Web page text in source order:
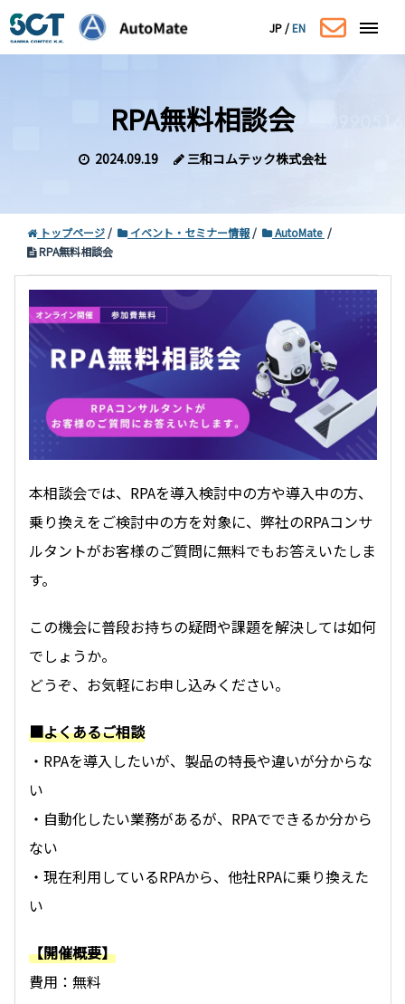
コーポレートサイトはこちら
JP /EN
RPA無料相談会
2024.09.19 三和コムテック株式会社
トップページ イベント・セミナー情報
AutoMate
RPA無料相談会
本相談会では、RPAを導入検討中の方や導入中の方、
乗り換えをご検討中の方を対象に、 弊社のRPAコンサ
ルタントがお客様のご質問に無料でもお答えいたしま
す。
この機会に普段お持ちの疑問や課題を解決しては如何
でしょうか。
どうぞ、お気軽にお申し込みください。
■よくあるご相談
・RPAを導入したいが、製品の特長や違いが分からな
い
・自動化したい業務があるが、RPAでできるか分から
ない
・現在利用しているRPAから、他社RPAに乗り換えた
い
【開催概要】
費用：無料